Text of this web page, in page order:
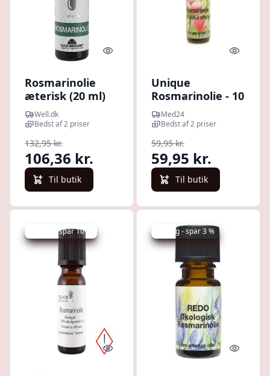
Quick look
Rosmarinolie
æterisk (20 ml)
Well.dk
Bedst af 2 priser
132,95 kr.
106,36 kr.
Til butik
Quick
Unique
Rosmarinolie - 10
mlMed24
Bedst af 2 priser
59,95 kr.
59,95 kr.
Til butik
Udsalg - spar 10 %
Quick look
Udsalg - spar 3 %
Quick